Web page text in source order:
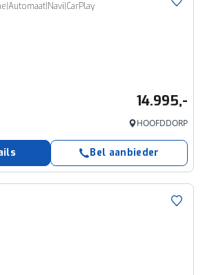
14.995,-
HOOFDDORP
Bel aanbieder